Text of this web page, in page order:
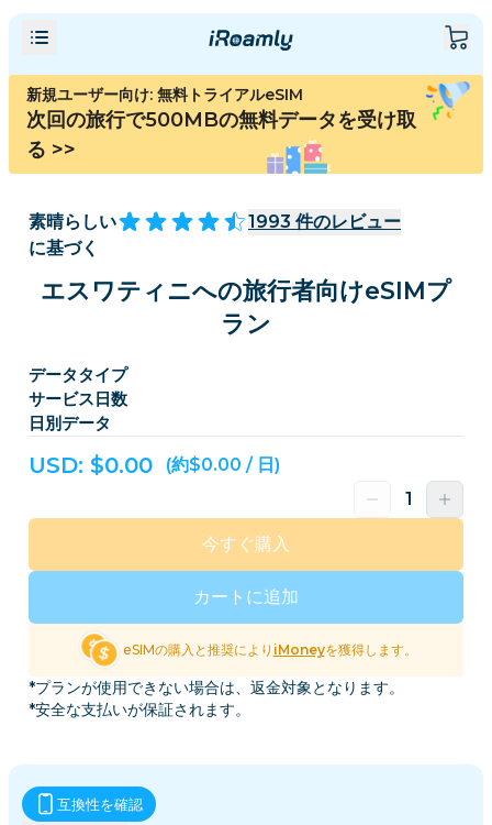
新規ユーザー向け: 無料トライアルeSIM
次回の旅行で500MBの無料データを受け取
る >>
素晴らしい 1993 件のレビュー
に基づく
エスワティニへの旅行者向けeSIMプ
ラン
データタイプ
サービス日数
日別データ
USD: $0.00 (約$0.00 / 日)
カートに追加
今すぐ購入
eSIMの購入と推奨により iMoneyを獲得します。
*プランが使用できない場合は、返金対象となります。
*安全な支払いが保証されます。
互換性を確認